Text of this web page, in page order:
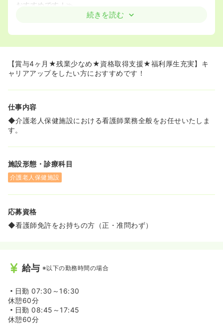
おすすめです！≫
◆法人として介護老人保健施設やグループホーム、デイサ
師として福祉の分野を幅広く学びたいという方にもお勧め
スキルアップを推奨しています。
続きを読む
【賞与4ヶ月★残業少なめ★資格取得支援★福利厚生充実】キ
ャリアアップをしたい方におすすめです！
仕事内容
◆介護老人保健施設における看護師業務全般をお任せいたしま
す。
施設形態・診療科目
介護老人保健施設
応募資格
◆看護師免許をお持ちの方（正・准問わず）
給与 ※以下の勤務時間の場合
日勤 07:30～16:30
休憩60分
日勤 08:45～17:45
休憩60分